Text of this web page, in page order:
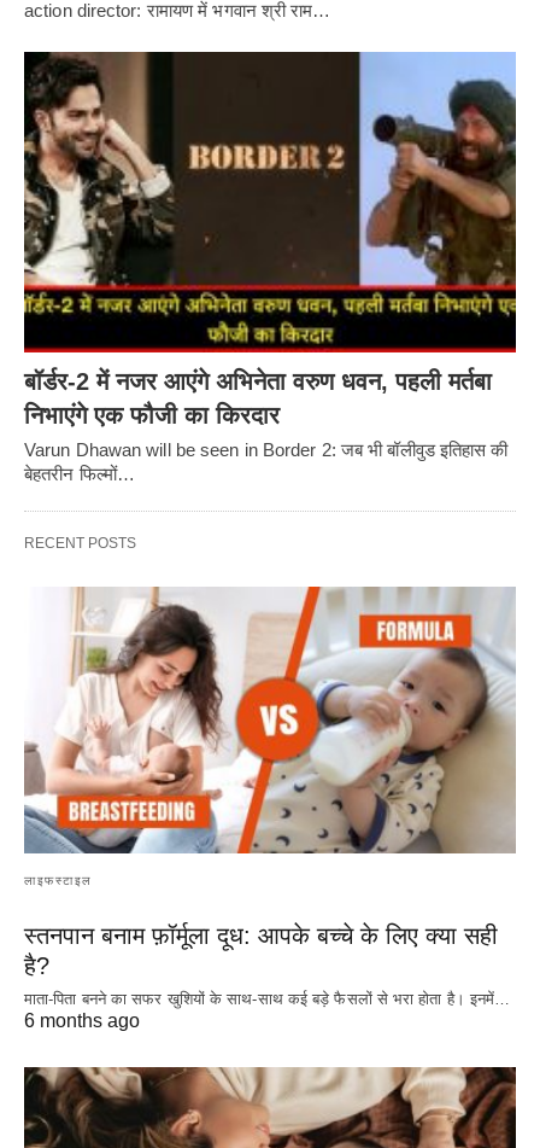
action director: रामायण में भगवान श्री राम…
बॉर्डर-2 में नजर आएंगे अभिनेता वरुण धवन, पहली मर्तबा
निभाएंगे एक फौजी का किरदार
Varun Dhawan will be seen in Border 2: जब भी बॉलीवुड इतिहास की
बेहतरीन फिल्मों…
RECENT POSTS
लाइफस्टाइल
स्तनपान बनाम फ़ॉर्मूला दूध: आपके बच्चे के लिए क्या सही
है?
माता-पिता बनने का सफर खुशियों के साथ-साथ कई बड़े फैसलों से भरा होता है। इनमें…
6 months ago